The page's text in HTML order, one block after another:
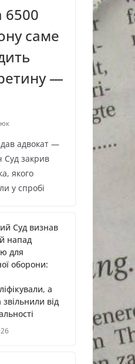
6500
саме
—
адвокат —
Суд закрив
якого
у спробі
Суд визнав
напад
для
оборони:
а
звільнили від